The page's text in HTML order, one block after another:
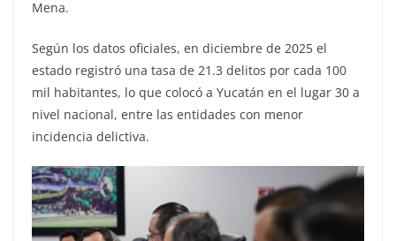
Mena.
Según los datos oficiales, en diciembre de 2025 el
estado registró una tasa de 21.3 delitos por cada 100
mil habitantes, lo que colocó a Yucatán en el lugar 30 a
nivel nacional, entre las entidades con menor
incidencia delictiva.